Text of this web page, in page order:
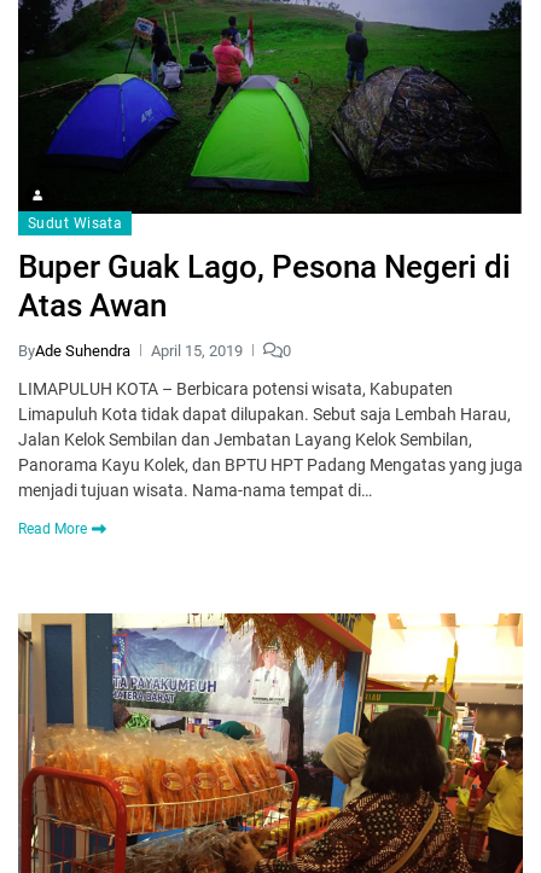
Sudut Wisata
Buper Guak Lago, Pesona Negeri di
Atas Awan
ByAde Suhendra April 15, 2019 0
LIMAPULUH KOTA – Berbicara potensi wisata, Kabupaten
Limapuluh Kota tidak dapat dilupakan. Sebut saja Lembah Harau,
Jalan Kelok Sembilan dan Jembatan Layang Kelok Sembilan,
Panorama Kayu Kolek, dan BPTU HPT Padang Mengatas yang juga
menjadi tujuan wisata. Nama-nama tempat di…
Read More